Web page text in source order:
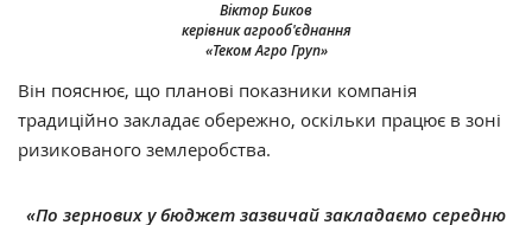
Віктор Биков
керівник агрооб'єднання
«Теком Агро Груп»
Він пояснює, що планові показники компанія
традиційно закладає обережно, оскільки працює в зоні
ризикованого землеробства.
«По зернових у бюджет зазвичай закладаємо середню